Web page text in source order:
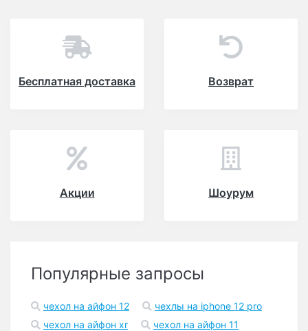
Бесплатная доставка Возврат
Акции Шоурум
Популярные запросы
чехол на айфон 12
чехлы на iphone 12 pro
чехол на айфон xr
чехол на айфон 11